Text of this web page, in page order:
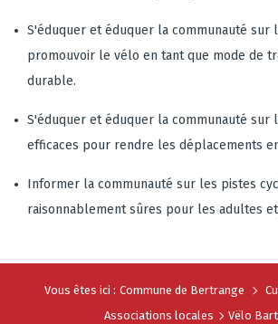
S'éduquer et éduquer la communauté sur
promouvoir le vélo en tant que mode de
durable.
S'éduquer et éduquer la communauté sur
efficaces pour rendre les déplacements
Informer la communauté sur les pistes
raisonnablement sûres pour les adultes
Vous êtes ici : Commune de Bertrange
Associations locales
Vëlo